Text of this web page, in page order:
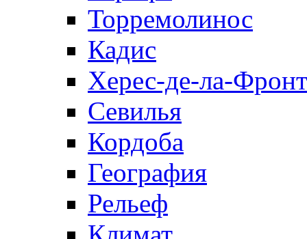
Торремолинос
Кадис
Херес-де-ла-
Севилья
Кордоба
География
Рельеф